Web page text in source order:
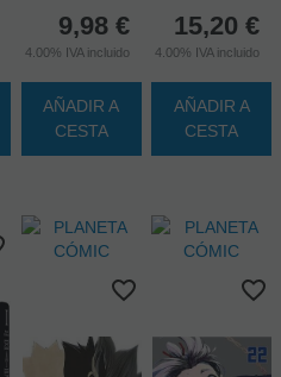
9,98 €
4.00% IVA incluido
AÑADIR A
CESTA
15,20 €
4.00% IVA incluido
AÑADIR A
CESTA